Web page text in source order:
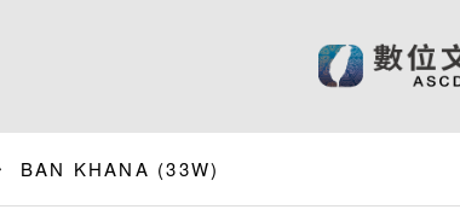
BAN KHANA (33W)